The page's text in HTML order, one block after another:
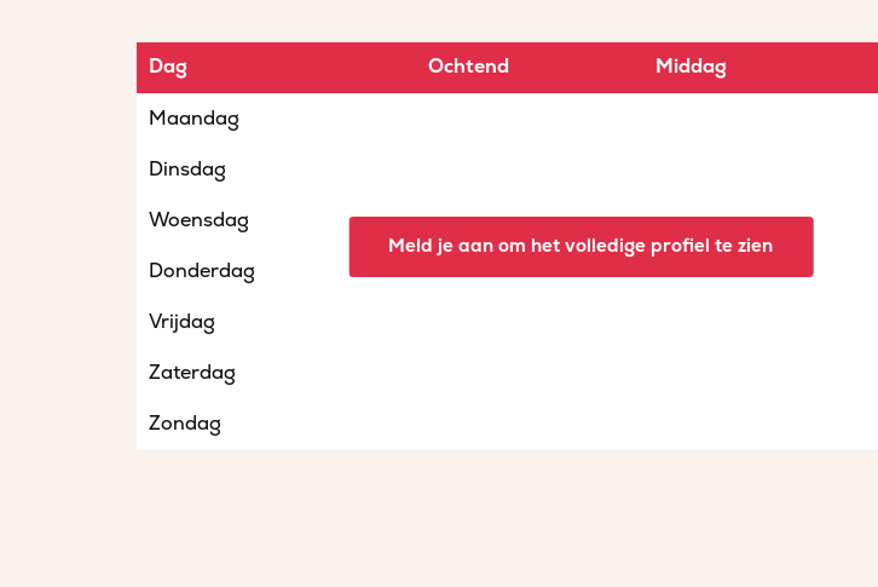
Dag Ochtend Middag
Maandag
Dinsdag
Woensdag
Donderdag
Vrijdag
Zaterdag
Zondag
Meld je aan om het volledige profiel te zien